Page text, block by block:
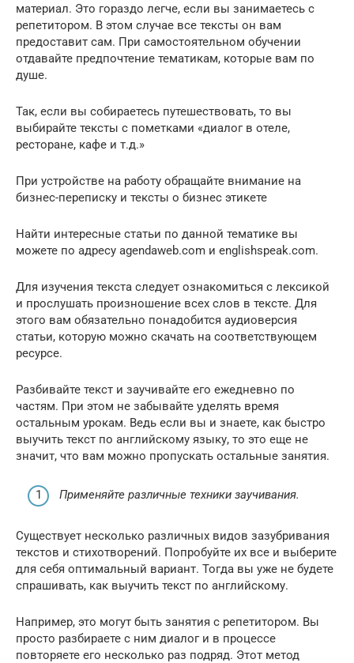
материал. Это гораздо легче, если вы занимаетесь с
репетитором. В этом случае все тексты он вам
предоставит сам. При самостоятельном обучении
отдавайте предпочтение тематикам, которые вам по
душе.
Так, если вы собираетесь путешествовать, то вы
выбирайте тексты с пометками «диалог в отеле,
ресторане, кафе и т.д.»
При устройстве на работу обращайте внимание на
бизнес-переписку и тексты о бизнес этикете
Найти интересные статьи по данной тематике вы
можете по адресу agendaweb.com и englishspeak.com.
Для изучения текста следует ознакомиться с лексикой
и прослушать произношение всех слов в тексте. Для
этого вам обязательно понадобится аудиоверсия
статьи, которую можно скачать на соответствующем
ресурсе.
Разбивайте текст и заучивайте его ежедневно по
частям. При этом не забывайте уделять время
остальным урокам. Ведь если вы и знаете, как быстро
выучить текст по английскому языку, то это еще не
значит, что вам можно пропускать остальные занятия.
Применяйте различные техники заучивания.
Существует несколько различных видов зазубривания
текстов и стихотворений. Попробуйте их все и выберите
для себя оптимальный вариант. Тогда вы уже не будете
спрашивать, как выучить текст по английскому.
Например, это могут быть занятия с репетитором. Вы
просто разбираете с ним диалог и в процессе
повторяете его несколько раз подряд. Этот метод